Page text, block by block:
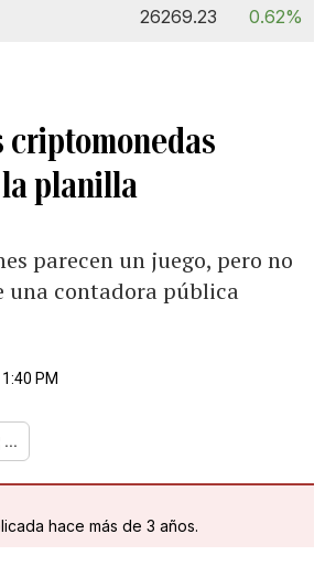
26269.23 0.62%
criptomonedas
planilla
parecen un juego, pero no
una contadora pública
PM
...
hace más de 3 años.